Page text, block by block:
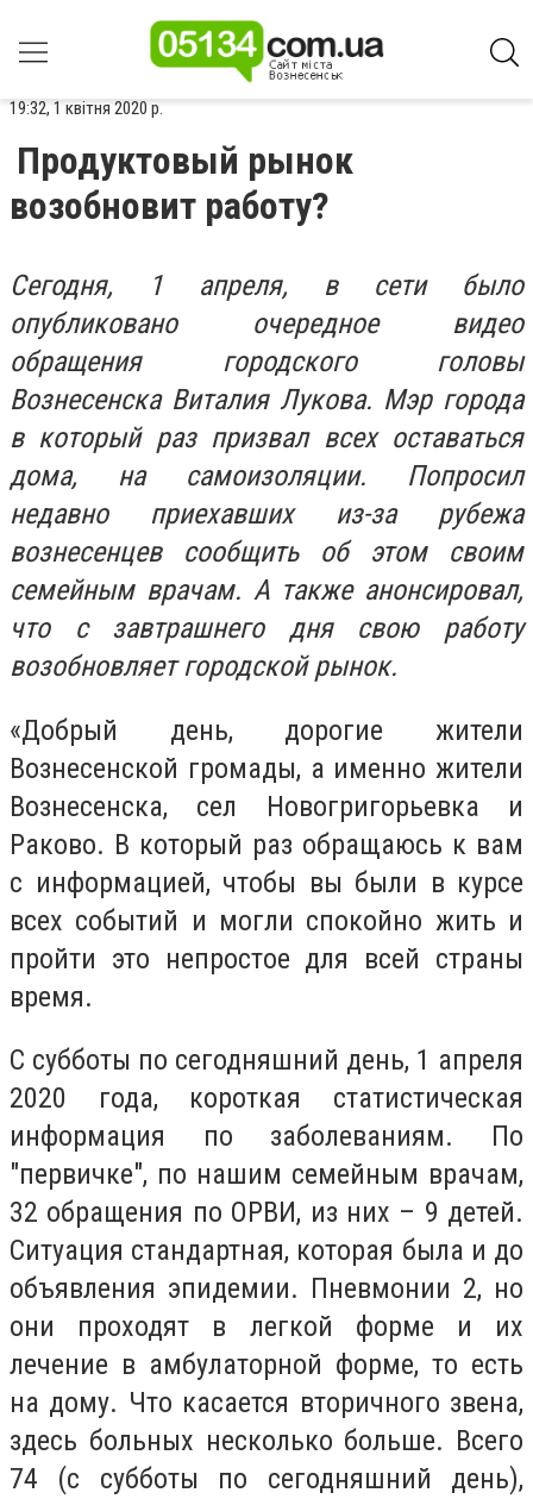
19:32, 1 квітня 2020 р.
Продуктовый рынок
возобновит работу?
Сегодня, 1 апреля, в сети было
опубликовано очередное видео
обращения городского головы
Вознесенска Виталия Лукова. Мэр города
в который раз призвал всех оставаться
дома, на самоизоляции. Попросил
недавно приехавших из-за рубежа
вознесенцев сообщить об этом своим
семейным врачам. А также анонсировал,
что с завтрашнего дня свою работу
возобновляет городской рынок.
«Добрый день, дорогие жители
Вознесенской громады, а именно жители
Вознесенска, сел Новогригорьевка и
Раково. В который раз обращаюсь к вам
с информацией, чтобы вы были в курсе
всех событий и могли спокойно жить и
пройти это непростое для всей страны
время.
С субботы по сегодняшний день, 1 апреля
2020 года, короткая статистическая
информация по заболеваниям. По
"первичке", по нашим семейным врачам,
32 обращения по ОРВИ, из них – 9 детей.
Ситуация стандартная, которая была и до
объявления эпидемии. Пневмонии 2, но
они проходят в легкой форме и их
лечение в амбулаторной форме, то есть
на дому. Что касается вторичного звена,
здесь больных несколько больше. Всего
74 (с субботы по сегодняшний день),